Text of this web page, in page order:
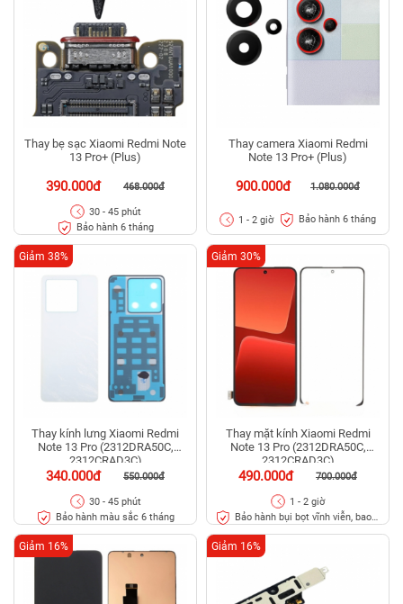
Thay bẹ sạc Xiaomi Redmi Note
13 Pro+ (Plus)
390.000đ 468.000đ
30 - 45 phút
Bảo hành 6 tháng
Thay camera Xiaomi Redmi
Note 13 Pro+ (Plus)
900.000đ 1.080.000đ
1 - 2 giờ Bảo hành 6 tháng
Thay kính lưng Xiaomi Redmi
Note 13 Pro (2312DRA50C,
2312CRAD3C)
340.000đ 550.000đ
Giảm 38%
30 - 45 phút
Bảo hành màu sắc 6 tháng
Thay mặt kính Xiaomi Redmi
Note 13 Pro (2312DRA50C,
2312CRAD3C)
490.000đ 700.000đ
Giảm 30%
1 - 2 giờ
Bảo hành bụi bọt vĩnh viễn, bao
Giảm 16% Giảm 16%